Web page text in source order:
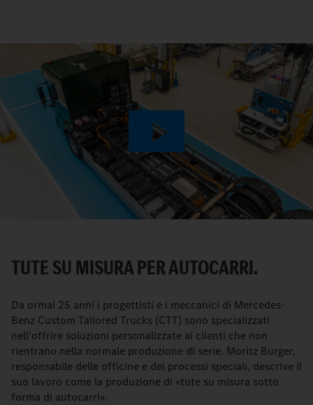
Play
Video
TUTE SU MISURA PER AUTOCARRI.
Da ormai 25 anni i progettisti e i meccanici di Mercedes-
Benz Custom Tailored Trucks (CTT) sono specializzati
nell'offrire soluzioni personalizzate ai clienti che non
rientrano nella normale produzione di serie. Moritz Burger,
responsabile delle officine e dei processi speciali, descrive il
suo lavoro come la produzione di «tute su misura sotto
forma di autocarri».